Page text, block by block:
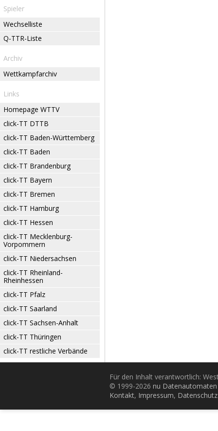
Spieler
Wechselliste
Q-TTR-Liste
Archiv
Wettkampfarchiv
Links
Homepage WTTV
click-TT DTTB
click-TT Baden-Württemberg
click-TT Baden
click-TT Brandenburg
click-TT Bayern
click-TT Bremen
click-TT Hamburg
click-TT Hessen
click-TT Mecklenburg-
Vorpommern
click-TT Niedersachsen
click-TT Rheinland-
Rheinhessen
click-TT Pfalz
click-TT Saarland
click-TT Sachsen-Anhalt
click-TT Thüringen
click-TT restliche Verbände
Für den Inhalt verantwortlich:
© 1999-2026 nu
Kontakt, Impressum, Datenschutz